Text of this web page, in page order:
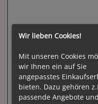
7Termine verfügbar:
09.04.27
07.05.27
Gewählter Termin:
09.04.2027 -
Wir lieben Cookies!
Mit unseren Cookies
wir Ihnen ein auf Sie
angepasstes
bieten. Dazu gehören
passende Angebote